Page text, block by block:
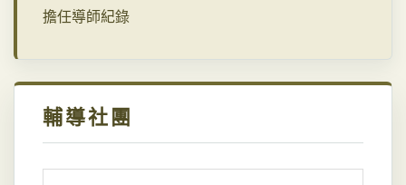
擔任導師紀錄
輔導社團